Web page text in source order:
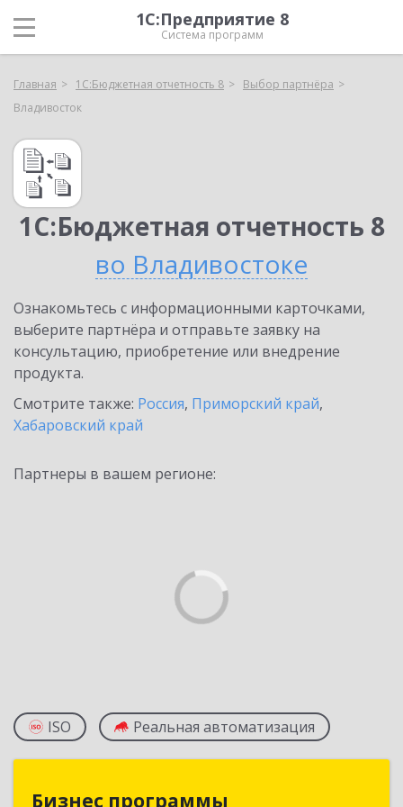
1С:Предприятие 8
Система программ
Главная 1С:Бюджетная отчетность 8
Выбор партнёра
Владивосток
1С:Бюджетная отчетность 8
во Владивостоке
Ознакомьтесь с информационными карточками,
выберите партнёра и отправьте заявку на
консультацию, приобретение или внедрение
продукта.
Смотрите также: Россия, Приморский край,
Хабаровский край
Партнеры в вашем регионе:
ISO Реальная автоматизация
Бизнес программы